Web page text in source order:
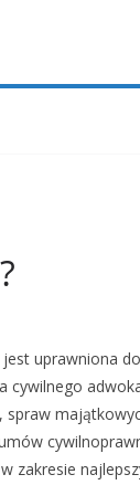
uprawniona
cywilnego
zakresie